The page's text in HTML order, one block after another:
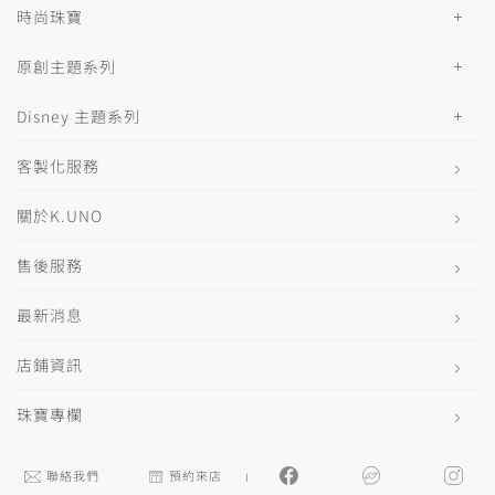
時尚珠寶
原創主題系列
Disney 主題系列
客製化服務
關於K.UNO
售後服務
最新消息
店鋪資訊
珠寶專欄
聯絡我們 預約來店